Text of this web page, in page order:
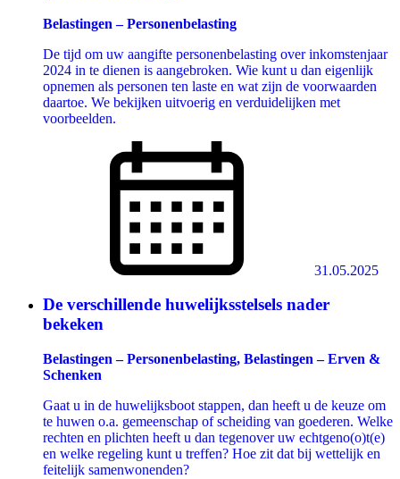
Belastingen – Personenbelasting
De tijd om uw aangifte personenbelasting over inkomstenjaar
2024 in te dienen is aangebroken. Wie kunt u dan eigenlijk
opnemen als personen ten laste en wat zijn de voorwaarden
daartoe. We bekijken uitvoerig en verduidelijken met
voorbeelden.
31.05.2025
De verschillende huwelijksstelsels nader
bekeken
Belastingen – Personenbelasting, Belastingen – Erven &
Schenken
Gaat u in de huwelijksboot stappen, dan heeft u de keuze om
te huwen o.a. gemeenschap of scheiding van goederen. Welke
rechten en plichten heeft u dan tegenover uw echtgeno(o)t(e)
en welke regeling kunt u treffen? Hoe zit dat bij wettelijk en
feitelijk samenwonenden?